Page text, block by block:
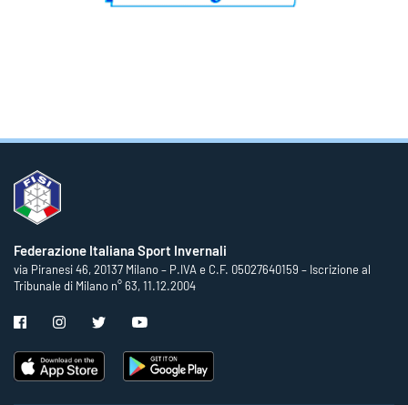
Federazione Italiana Sport Invernali
via Piranesi 46, 20137 Milano – P.IVA e C.F. 05027640159 – Iscrizione al
Tribunale di Milano n° 63, 11.12.2004